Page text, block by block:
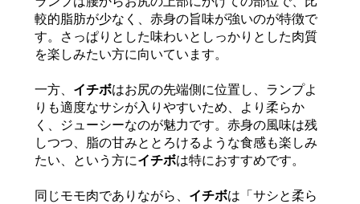
較的脂肪が少なく、赤身の旨味が強いのが特徴で
す。さっぱりとした味わいとしっかりとした肉質
を楽しみたい方に向いています。
一方、 イチボはお尻の先端側に位置し、ランプよ
りも適度なサシが入りやすいため、より柔らか
く、ジューシーなのが魅力です。赤身の風味は残
しつつ、脂の甘みととろけるような食感も楽しみ
たい、という方にイチボは特におすすめです。
同じモモ肉でありながら、 イチボは「サシと柔ら